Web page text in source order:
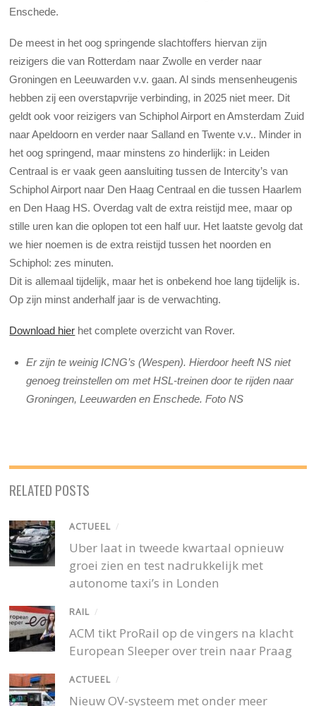
Enschede.
De meest in het oog springende slachtoffers hiervan zijn
reizigers die van Rotterdam naar Zwolle en verder naar
Groningen en Leeuwarden v.v. gaan. Al sinds mensenheugenis
hebben zij een overstapvrije verbinding, in 2025 niet meer. Dit
geldt ook voor reizigers van Schiphol Airport en Amsterdam Zuid
naar Apeldoorn en verder naar Salland en Twente v.v.. Minder in
het oog springend, maar minstens zo hinderlijk: in Leiden
Centraal is er vaak geen aansluiting tussen de Intercity’s van
Schiphol Airport naar Den Haag Centraal en die tussen Haarlem
en Den Haag HS. Overdag valt de extra reistijd mee, maar op
stille uren kan die oplopen tot een half uur. Het laatste gevolg dat
we hier noemen is de extra reistijd tussen het noorden en
Schiphol: zes minuten.
Dit is allemaal tijdelijk, maar het is onbekend hoe lang tijdelijk is.
Op zijn minst anderhalf jaar is de verwachting.
Download hier het complete overzicht van Rover.
Er zijn te weinig ICNG’s (Wespen). Hierdoor heeft NS niet
genoeg treinstellen om met HSL-treinen door te rijden naar
Groningen, Leeuwarden en Enschede. Foto NS
RELATED POSTS
ACTUEEL /
Uber laat in tweede kwartaal opnieuw
groei zien en test nadrukkelijk met
autonome taxi’s in Londen
RAIL /
ACM tikt ProRail op de vingers na klacht
European Sleeper over trein naar Praag
ACTUEEL /
Nieuw OV-systeem met onder meer